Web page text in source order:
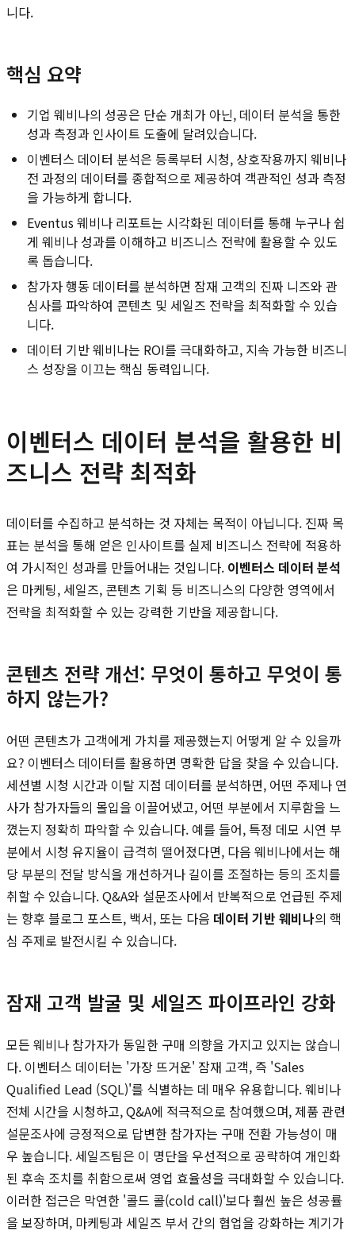
니다.
핵심 요약
기업 웨비나의 성공은 단순 개최가 아닌, 데이터 분석을 통한
성과 측정과 인사이트 도출에 달려있습니다.
이벤터스 데이터 분석은 등록부터 시청, 상호작용까지 웨비나
전 과정의 데이터를 종합적으로 제공하여 객관적인 성과 측정
을 가능하게 합니다.
Eventus 웨비나 리포트는 시각화된 데이터를 통해 누구나 쉽
게 웨비나 성과를 이해하고 비즈니스 전략에 활용할 수 있도
록 돕습니다.
참가자 행동 데이터를 분석하면 잠재 고객의 진짜 니즈와 관
심사를 파악하여 콘텐츠 및 세일즈 전략을 최적화할 수 있습
니다.
데이터 기반 웨비나는 ROI를 극대화하고, 지속 가능한 비즈니
스 성장을 이끄는 핵심 동력입니다.
이벤터스 데이터 분석을 활용한 비
즈니스 전략 최적화
데이터를 수집하고 분석하는 것 자체는 목적이 아닙니다. 진짜 목
표는 분석을 통해 얻은 인사이트를 실제 비즈니스 전략에 적용하
여 가시적인 성과를 만들어내는 것입니다. 이벤터스 데이터 분석
은 마케팅, 세일즈, 콘텐츠 기획 등 비즈니스의 다양한 영역에서
전략을 최적화할 수 있는 강력한 기반을 제공합니다.
콘텐츠 전략 개선: 무엇이 통하고 무엇이 통
하지 않는가?
어떤 콘텐츠가 고객에게 가치를 제공했는지 어떻게 알 수 있을까
요? 이벤터스 데이터를 활용하면 명확한 답을 찾을 수 있습니다.
세션별 시청 시간과 이탈 지점 데이터를 분석하면, 어떤 주제나 연
사가 참가자들의 몰입을 이끌어냈고, 어떤 부분에서 지루함을 느
꼈는지 정확히 파악할 수 있습니다. 예를 들어, 특정 데모 시연 부
분에서 시청 유지율이 급격히 떨어졌다면, 다음 웨비나에서는 해
당 부분의 전달 방식을 개선하거나 길이를 조절하는 등의 조치를
취할 수 있습니다. Q&A와 설문조사에서 반복적으로 언급된 주제
는 향후 블로그 포스트, 백서, 또는 다음 데이터 기반 웨비나의 핵
심 주제로 발전시킬 수 있습니다.
잠재 고객 발굴 및 세일즈 파이프라인 강화
모든 웨비나 참가자가 동일한 구매 의향을 가지고 있지는 않습니
다. 이벤터스 데이터는 '가장 뜨거운' 잠재 고객, 즉 'Sales
Qualified Lead (SQL)'를 식별하는 데 매우 유용합니다. 웨비나
전체 시간을 시청하고, Q&A에 적극적으로 참여했으며, 제품 관련
설문조사에 긍정적으로 답변한 참가자는 구매 전환 가능성이 매
우 높습니다. 세일즈팀은 이 명단을 우선적으로 공략하여 개인화
된 후속 조치를 취함으로써 영업 효율성을 극대화할 수 있습니다.
이러한 접근은 막연한 '콜드 콜(cold call)'보다 훨씬 높은 성공률
을 보장하며, 마케팅과 세일즈 부서 간의 협업을 강화하는 계기가